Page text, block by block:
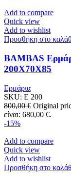
Add to compare
Quick view
Add to wishlist
Προσθήκη στο
BAMBAS
200X70X85
Ερμάρια
SKU: E 200
800,00€ Original
είναι: 680,00 €.
-15%
Add to compare
Quick view
Add to wishlist
Προσθήκη στο